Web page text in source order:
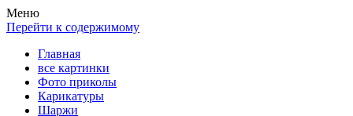
Весела хата — прикольные картинки, смешные истории,
клипы!
Покажем всем ваши фото приколы, карикатуры, шаржи, стихи,
рассказы, видео и песни!
Меню
Перейти к содержимому
Главная
все картинки
Фото приколы
Карикатуры
Шаржи